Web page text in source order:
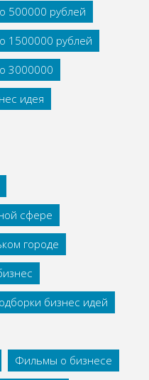
500000 рублей
1500000 рублей
3000000
идея
сфере
городе
бизнес идей
Фильмы о бизнесе